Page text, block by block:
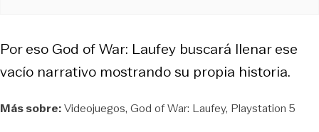
Por eso God of War: Laufey buscará llenar ese
vacío narrativo mostrando su propia historia.
Más sobre:Videojuegos God of War: Laufey Playstation 5